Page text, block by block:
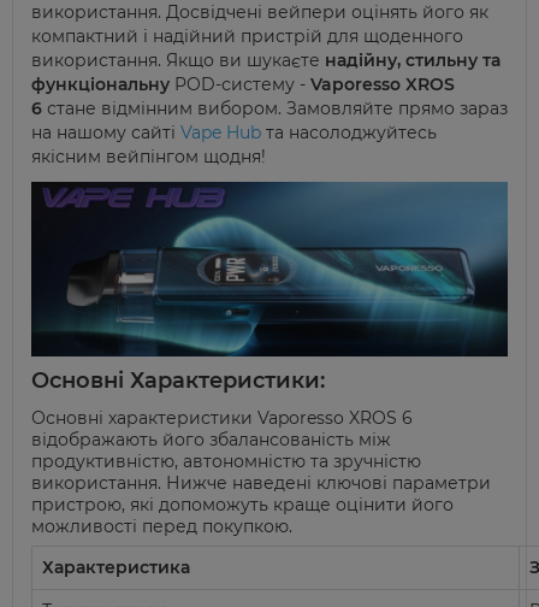
використання. Досвідчені вейпери оцінять його як
компактний і надійний пристрій для щоденного
використання. Якщо ви шукаєте надійну, стильну та
функціональну POD-систему - Vaporesso XROS
6 стане відмінним вибором. Замовляйте прямо зараз
на нашому сайті Vape Hub та насолоджуйтесь
якісним вейпінгом щодня!
Основні Характеристики:
Основні характеристики Vaporesso XROS 6
відображають його збалансованість між
продуктивністю, автономністю та зручністю
використання. Нижче наведені ключові параметри
пристрою, які допоможуть краще оцінити його
можливості перед покупкою.
Характеристика